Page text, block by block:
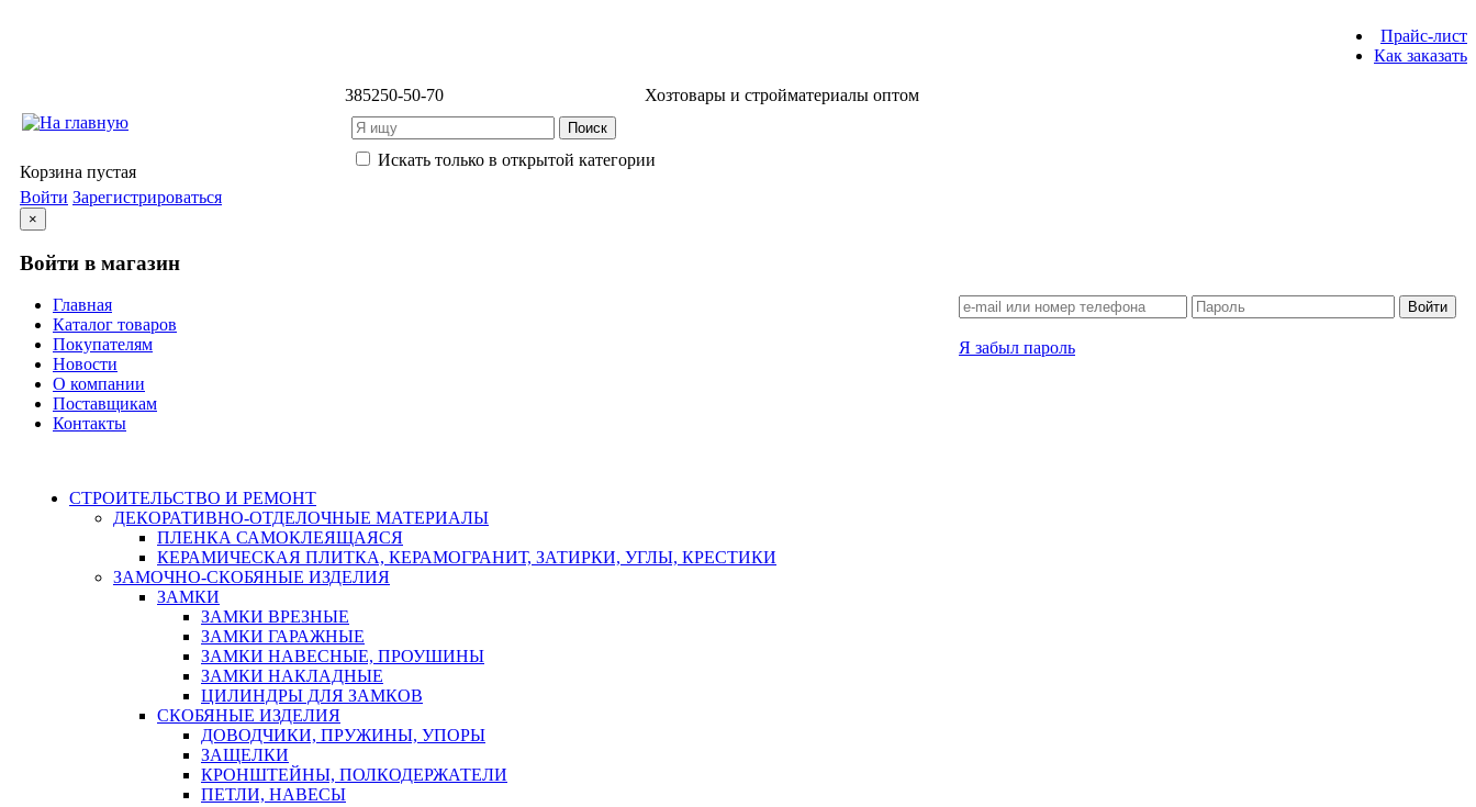
Прайс-лист
Как заказать
385250-50-70 Хозтовары и стройматериалы оптом
Искать только в открытой категории
Корзина пустая
Войти Зарегистрироваться
×
Войти в магазин
Войти
Я забыл пароль
Главная
Каталог товаров
Покупателям
Новости
О компании
Поставщикам
Контакты
СТРОИТЕЛЬСТВО И РЕМОНТ
ДЕКОРАТИВНО-ОТДЕЛОЧНЫЕ МАТЕРИАЛЫ
ПЛЕНКА САМОКЛЕЯЩАЯСЯ
КЕРАМИЧЕСКАЯ ПЛИТКА, КЕРАМОГРАНИТ, ЗАТИРКИ, УГЛЫ, КРЕСТИКИ
ЗАМОЧНО-СКОБЯНЫЕ ИЗДЕЛИЯ
ЗАМКИ
ЗАМКИ ВРЕЗНЫЕ
ЗАМКИ ГАРАЖНЫЕ
ЗАМКИ НАВЕСНЫЕ, ПРОУШИНЫ
ЗАМКИ НАКЛАДНЫЕ
ЦИЛИНДРЫ ДЛЯ ЗАМКОВ
СКОБЯНЫЕ ИЗДЕЛИЯ
ДОВОДЧИКИ, ПРУЖИНЫ, УПОРЫ
ЗАЩЕЛКИ
КРОНШТЕЙНЫ, ПОЛКОДЕРЖАТЕЛИ
ПЕТЛИ, НАВЕСЫ